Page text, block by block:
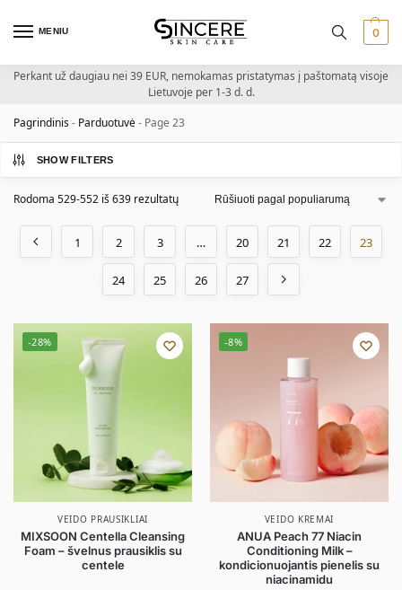
MENIU 0
Perkant už daugiau nei 39 EUR, nemokamas pristatymas į paštomatą visoje
Lietuvoje per 1-3 d. d.
Pagrindinis- Parduotuvė- Page 23
SHOW FILTERS
Rodoma 529-552 iš 639 rezultatų
1 2 3 … 20 21 22 23
24 25 26 27
-28%
VEIDO PRAUSIKLIAI
MIXSOON Centella Cleansing
Foam – švelnus prausiklis su
centele
-8%
VEIDO KREMAI
ANUA Peach 77 Niacin
Conditioning Milk –
kondicionuojantis pienelis su
niacinamidu